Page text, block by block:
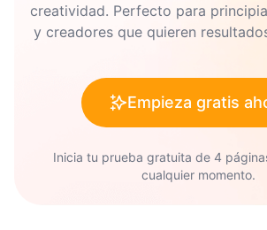
creatividad. Perfecto para
y creadores que quieren
Empieza gratis
Inicia tu prueba gratuita de 4
cualquier momento.